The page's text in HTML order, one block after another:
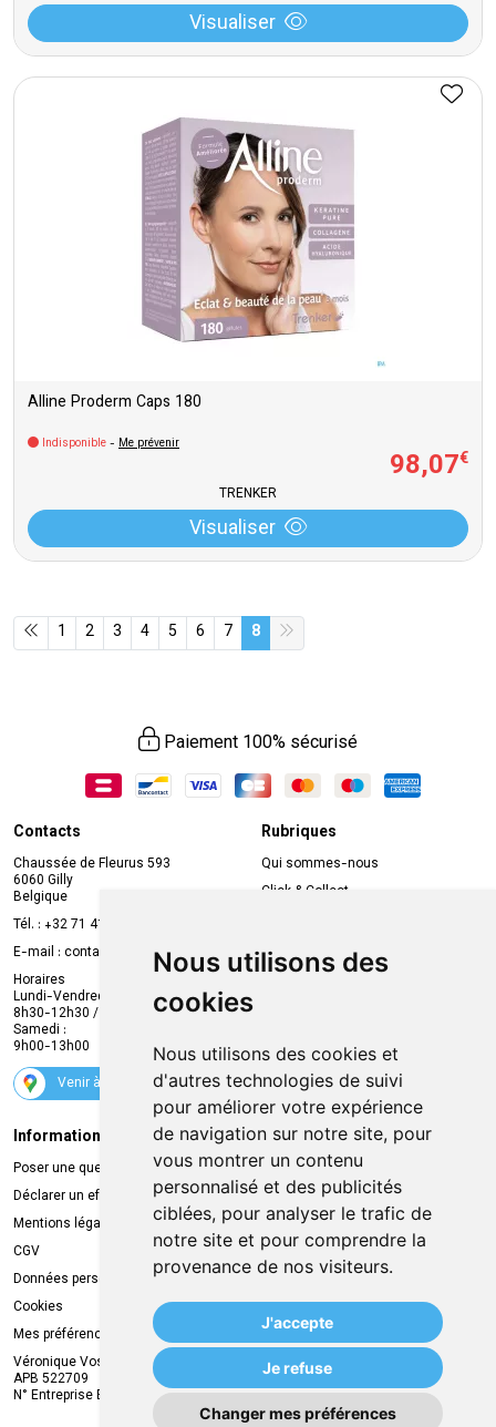
Nous utilisons des
cookies
Nous utilisons des cookies et
d'autres technologies de suivi
pour améliorer votre expérience
de navigation sur notre site, pour
vous montrer un contenu
personnalisé et des publicités
ciblées, pour analyser le trafic de
notre site et pour comprendre la
provenance de nos visiteurs.
J'accepte
Je refuse
Changer mes préférences
Visualiser
Alline Proderm Caps 180
Indisponible - Me prévenir
98,07€
TRENKER
Visualiser
1 2 3 4 5 6 7 8
Paiement 100% sécurisé
Contacts
Chaussée de Fleurus 593
6060 Gilly
Belgique
Tél. : +32 71 41 32 10
E-mail : contact
mvapharma.be
Horaires
Lundi-Vendredi :
8h30-12h30 / 13h30-18h30
Samedi :
9h00-13h00
Venir à la pharmacie
Rubriques
Qui sommes-nous
Click & Collect
Compte professionnel
Envoi d’ordonnance
Suivez-nous
Informations légales
Poser une question
Déclarer un effet indésirable
Mentions légales
CGV
Données personnelles
Cookies
Mes préférences Cookies
Véronique Vos
APB 522709
N° Entreprise BE0749.944.612
Livraison
Retrait à la pharmacie
Livraison chez vous
Livraison dans un Point Relais